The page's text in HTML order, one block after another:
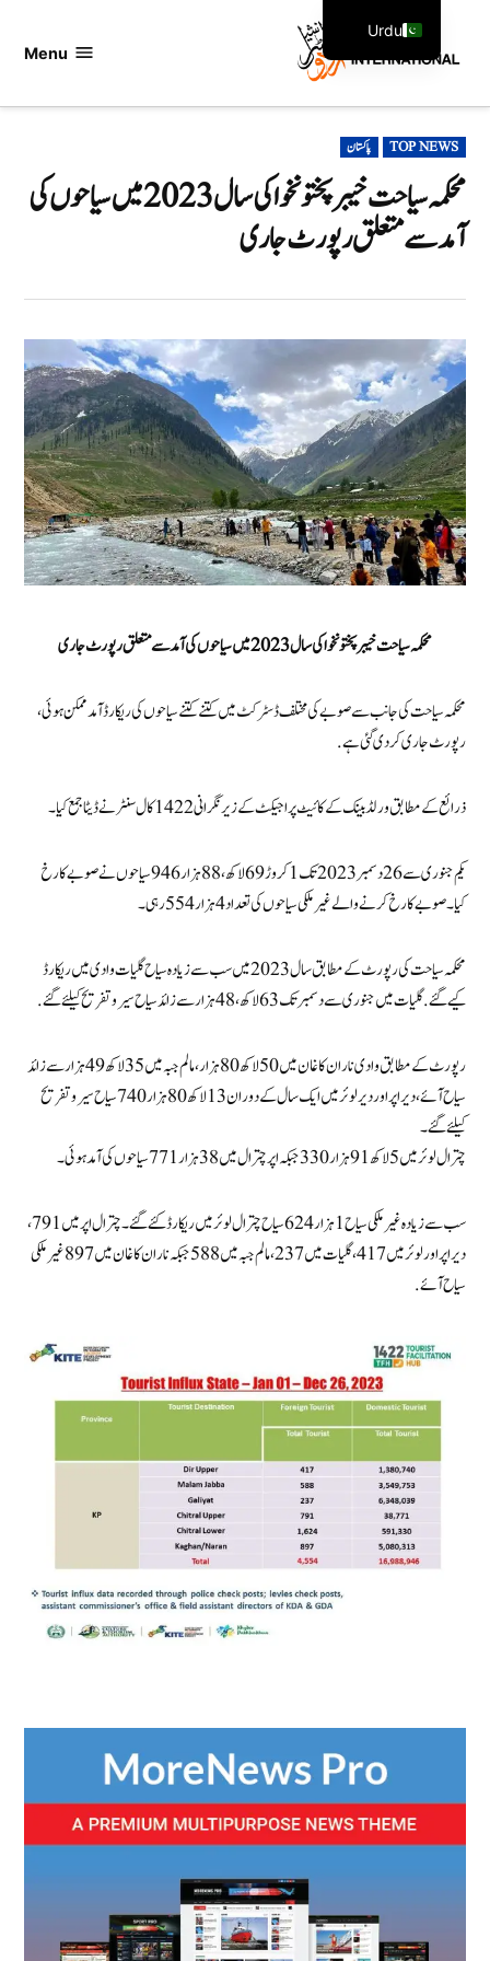
Menu
POSTED
IN
TOP NEWS پاکستان
محکمہ سیاحت خیبرپختونخوا کی سال 2023 میں سیاحوں کی
آمدسے متعلق رپورٹ جاری
محکمہ سیاحت خیبرپختونخوا کی سال 2023 میں سیاحوں کی آمدسے متعلق رپورٹ جاری
محکمہ سیاحت کی جانب سے صوبے کی مختلف ڈسٹرکٹ میں کتنے کتنے سیاحوں کی ریکارڈ آمد ممکن ہوئی،
رپورٹ جاری کردی گئی ہے.
ذرائع کے مطابق ورلڈ بینک کے کائیٹ پراجیکٹ کے زیرنگرانی 1422 کال سنٹر نے ڈیٹا جمع کیا۔
یکم جنوری سے 26دسمبر2023تک 1کروڑ69لاکھ، 88ہزار946سیاحوں نے صوبے کا رخ
کیا۔صوبے کا رخ کرنے والے غیر ملکی سیاحوں کی تعداد4ہزار554رہی۔
محکمہ سیاحت کی رپورٹ کے مطابق سال 2023 میں سب سے زیادہ سیاح گلیات وادی میں ریکارڈ
کیے گئے. گلیات میں جنوری سے دسمبر تک 63لاکھ، 48ہزار سے زائد سیاح سیر و تفریح کیلئے گئے.
رپورٹ کے مطابق وادی ناران کاغان میں 50لاکھ 80 ہزار، مالم جبہ میں 35لاکھ 49ہزار سے زائد
سیاح آئے، دیر اپر اور دیر لوئر میں ایک سال کے دوران 13لاکھ 80ہزار 740 سیاح سیرو تفریح
کیلئے گئے۔
چترال لوئر میں 5لاکھ91ہزار330جبکہ اپر چترال میں 38ہزار 771 سیاحوں کی آمد ہوئی۔
سب سے زیادہ غیر ملکی سیاح 1ہزار624 سیاح چترال لوئر میں ریکارڈ کئے گئے۔چترال اپر میں 791،
دیر اپر اور لوئر میں 417، گلیات میں 237، مالم جبہ میں 588 جبکہ ناران کاغان میں 897 غیر ملکی
سیاح آئے.
Urdu
English